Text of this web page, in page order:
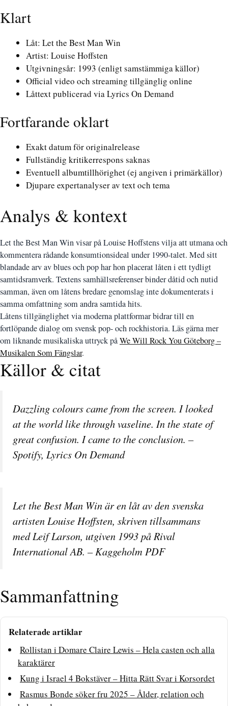
Klart
Låt: Let the Best Man Win
Artist: Louise Hoffsten
Utgivningsår: 1993 (enligt samstämmiga källor)
Official video och streaming tillgänglig online
Låttext publicerad via Lyrics On Demand
Fortfarande oklart
Exakt datum för originalrelease
Fullständig kritikerrespons saknas
Eventuell albumtillhörighet (ej angiven i primärkällor)
Djupare expertanalyser av text och tema
Analys & kontext
Let the Best Man Win visar på Louise Hoffstens vilja att utmana och
kommentera rådande konsumtionsideal under 1990-talet. Med sitt
blandade arv av blues och pop har hon placerat låten i ett tydligt
samtidsramverk. Textens samhällsreferenser binder dåtid och nutid
samman, även om låtens bredare genomslag inte dokumenterats i
samma omfattning som andra samtida hits.
Låtens tillgänglighet via moderna plattformar bidrar till en
fortlöpande dialog om svensk pop- och rockhistoria. Läs gärna mer
om liknande musikaliska uttryck påWe Will Rock You Göteborg –
Musikalen Som Fängslar.
Källor & citat
Dazzling colours came from the screen. I looked
at the world like through vaseline. In the state of
great confusion. I came to the conclusion. –
Spotify, Lyrics On Demand
Let the Best Man Win är en låt av den svenska
artisten Louise Hoffsten, skriven tillsammans
med Leif Larson, utgiven 1993 på Rival
International AB. –Kaggeholm PDF
Sammanfattning
Relaterade artiklar
Rollistan i Domare Claire Lewis – Hela casten och alla
karaktärer
Kung i Israel 4 Bokstäver – Hitta Rätt Svar i Korsordet
Rasmus Bonde söker fru 2025 – Ålder, relation och